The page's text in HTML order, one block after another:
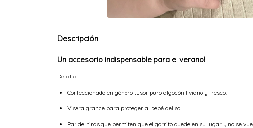
Descripción
Un accesorio indispensable para el verano!
Detalle:
Confeccionado en género tusor puro algodón liviano y fresco.
Visera grande para proteger al bebé del sol.
Par de tiras que permiten que el gorrito quede en su lugar y no se